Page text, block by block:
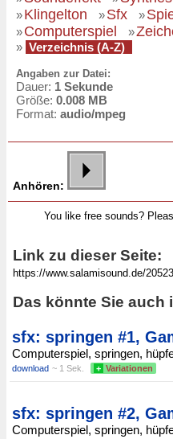
»Klingelton »Sfx »
»Computerspiel »
» Verzeichnis (A-Z)
Angaben zur Datei:
Dauer: 1 Sekunde
Größe: 0.008 MB
Format: audio/mpeg
Anhören:
You like free sounds?
Link zu dieser Seite:
Das könnte Sie auch
sfx: springen #1,
Computerspiel, springen,
download ~ 1 Sek. + Variationen
sfx: springen #2,
Computerspiel, springen,